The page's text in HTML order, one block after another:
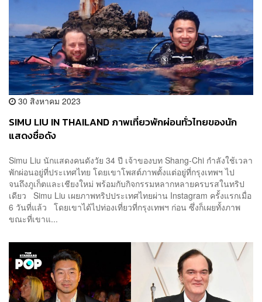
30 สิงหาคม 2023
SIMU LIU IN THAILAND ภาพเที่ยวพักผ่อนทั่วไทยของนัก
แสดงชื่อดัง
Simu Liu นักแสดงคนดังวัย 34 ปี เจ้าของบท Shang-Chi กำลังใช้เวลา
พักผ่อนอยู่ที่ประเทศไทย โดยเขาโพสต์ภาพตั้งแต่อยู่ที่กรุงเทพฯ ไป
จนถึงภูเก็ตและเชียงใหม่ พร้อมกับกิจกรรมหลากหลายครบรสในทริป
เดียว Simu Liu เผยภาพทริปประเทศไทยผ่าน Instagram ครั้งแรกเมื่อ
6 วันที่แล้ว โดยเขาได้ไปท่องเที่ยวที่กรุงเทพฯ ก่อน ซึ่งก็เผยทั้งภาพ
ขณะที่เขาแ...